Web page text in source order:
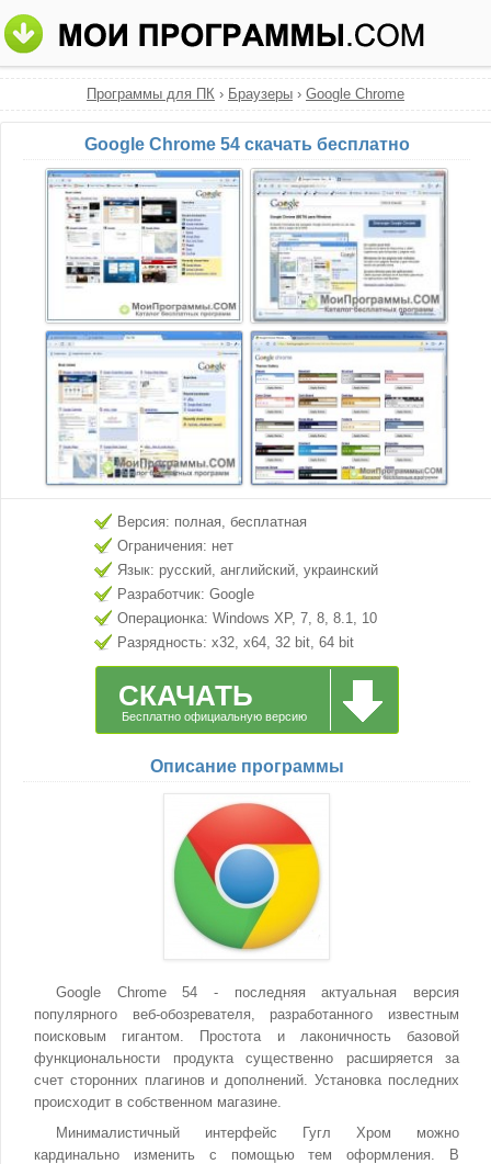
Программы для ПК › Браузеры › Google Chrome
Google Chrome 54 скачать бесплатно
Версия: полная, бесплатная
Ограничения: нет
Язык: русский, английский, украинский
Разработчик: Google
Операционка: Windows XP, 7, 8, 8.1, 10
Разрядность: x32, x64, 32 bit, 64 bit
СКАЧАТЬ
Бесплатно официальную версию
Описание программы
Google Chrome 54 - последняя актуальная версия
популярного веб-обозревателя, разработанного известным
поисковым гигантом. Простота и лаконичность базовой
функциональности продукта существенно расширяется за
счет сторонних плагинов и дополнений. Установка последних
происходит в собственном магазине.
Минималистичный интерфейс Гугл Хром можно
кардинально изменить с помощью тем оформления. В